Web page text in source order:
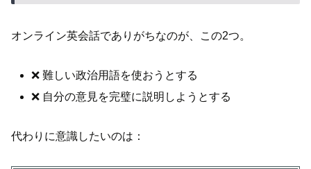
オンライン英会話でありがちなのが、この2つ。
❌ 難しい政治用語を使おうとする
❌ 自分の意見を完璧に説明しようとする
代わりに意識したいのは：